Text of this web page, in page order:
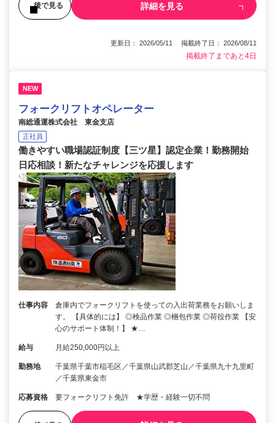
後で見る 詳細を見る
更新日： 2026/05/11 掲載終了日： 2026/08/11
掲載終了まであと4日
NEW
フォークリフトオペレーター
南総通運株式会社 東金支店
正社員
働きやすい職場認証制度【三ツ星】認定企業！勤務開始
日応相談！新たなチャレンジを応援します
仕事内容
倉庫内でフォークリフトを使っての入出荷業務をお願いしま
す。 【具体的には】 ◎検品作業 ◎梱包作業 ◎荷役作業 【安
心のサポート体制！】 ★…
給与 月給250,000円以上
勤務地
千葉県千葉市稲毛区／千葉県山武郡芝山／千葉県九十九里町
／千葉県東金市
応募資格 要フォークリフト免許 ★学歴・経験一切不問